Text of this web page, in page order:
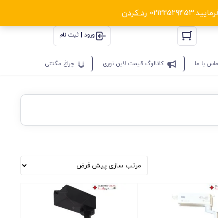
رد کردن
ورود | ثبت نام
با ما کاتالوگ قیمت لاین نوری چراغ مگنتی